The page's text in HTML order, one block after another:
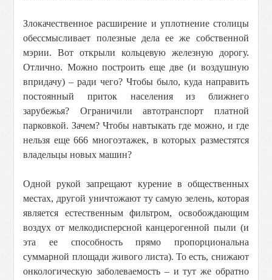
Злокачественное расширение и уплотнение столицы
обессмысливает полезные дела ее же собственной
мэрии. Вот открыли кольцевую железную дорогу.
Отлично. Можно построить еще две (и воздушную
впридачу) – ради чего? Чтобы было, куда направить
постоянный приток населения из ближнего
зарубежья? Ограничили автотранспорт платной
парковкой. Зачем? Чтобы навтыкать где можно, и где
нельзя еще 666 многоэтажек, в которых разместятся
владельцы новых машин?
Одной рукой запрещают курение в общественных
местах, другой уничтожают ту самую зелень, которая
является естественным фильтром, освобождающим
воздух от мелкодисперсной канцерогенной пыли (и
эта ее способность прямо пропорциональна
суммарной площади живого листа). То есть, снижают
онкологическую заболеваемость – и тут же обратно